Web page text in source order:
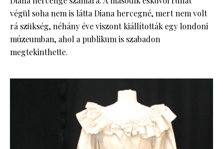
végül soha nem is látta Diana hercegné, mert nem volt
rá szükség, néhány éve viszont kiállították egy londoni
múzeumban, ahol a publikum is szabadon
megtekinthette.